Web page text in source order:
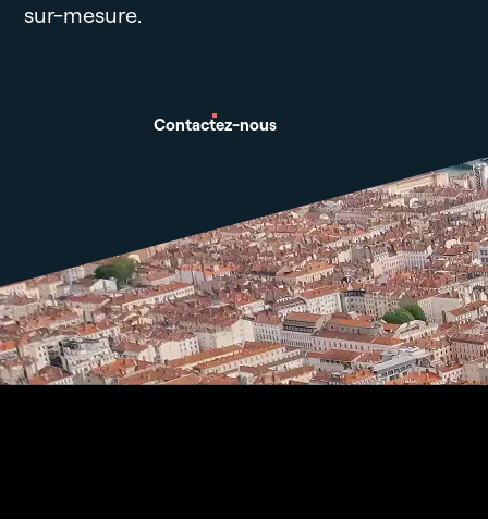
sur-mesure.
Contactez-nous